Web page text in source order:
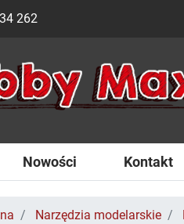
262
Nowości Kontakt
Narzędzia modelarskie